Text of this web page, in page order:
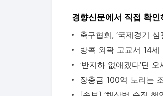
경향신문에서 직접 확인